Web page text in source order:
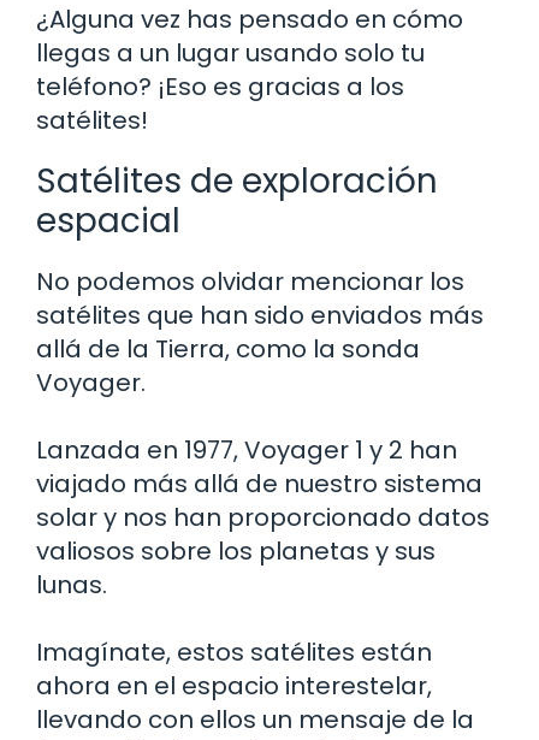
¿Alguna vez has pensado en cómo
llegas a un lugar usando solo tu
teléfono? ¡Eso es gracias a los
satélites!
Satélites de exploración
espacial
No podemos olvidar mencionar los
satélites que han sido enviados más
allá de la Tierra, como la sonda
Voyager.
Lanzada en 1977, Voyager 1 y 2 han
viajado más allá de nuestro sistema
solar y nos han proporcionado datos
valiosos sobre los planetas y sus
lunas.
Imagínate, estos satélites están
ahora en el espacio interestelar,
llevando con ellos un mensaje de la